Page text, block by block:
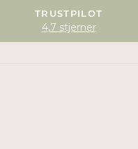
TRUSTPILOT
4,7 stjerner